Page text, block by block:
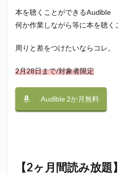
本を聴くことができるAudible
何か作業しながら等に本を聴く
周りと差をつけたいならコレ。
2月28日まで/対象者限定
Audible 2か月無料
【2ヶ月間読み放